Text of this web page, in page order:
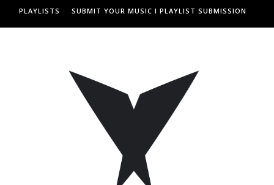
PLAYLISTS SUBMIT YOUR MUSIC I PLAYLIST SUBMISSION